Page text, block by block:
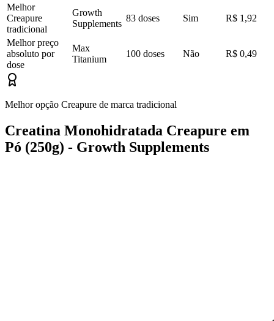
Melhor
Creapure
tradicional
Growth
Supplements
83 doses Sim R$ 1,92
Melhor preço
absoluto por
dose
Max
Titanium
100 doses Não R$ 0,49
Melhor opção Creapure de marca tradicional
Creatina Monohidratada Creapure em
Pó (250g) - Growth Supplements